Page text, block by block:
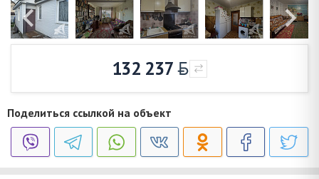
132 237
Поделиться ссылкой на объект